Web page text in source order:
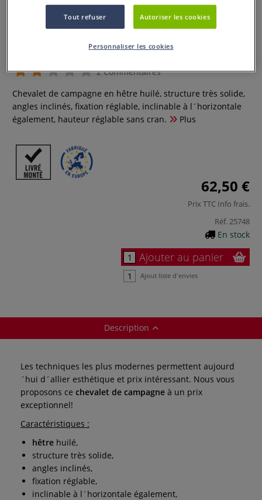
Chevalet de campagne
2 Commentaires
Chevalet de campagne en hêtre huilé, structure très solide,
angles inclinés, fixation réglable, inclinable à l´horizontale
également, hauteur réglable sans cran.
Plus
62,50 €
Prix TTC Info frais.
Réf.25748
En stock
Ajouter au panier
Ajout liste d'envies
Description
Les techniques les plus modernes permettent aujourd
´hui d´allier esthétique et prix intéressant. Nous vous
proposons ce chevalet de campagne à un prix
exceptionnel!
Caractéristiques :
hêtre huilé,
structure très solide,
angles inclinés,
fixation réglable,
inclinable à l´horizontale également,
Tout refuser Autoriser les cookies
Personnaliser les cookies